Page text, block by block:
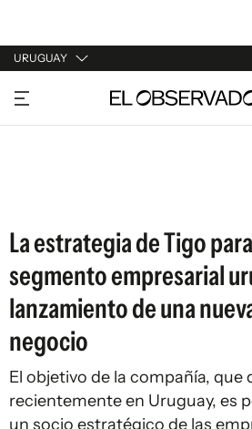
URUGUAY
URUGUAY
ARGENTINA
La estrategia de Tigo
segmento empresarial
lanzamiento de una
negocio
El objetivo de la compañía, que
recientemente en Uruguay, es
un socio estratégico de las